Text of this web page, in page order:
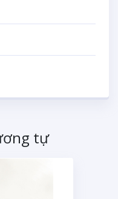
tự